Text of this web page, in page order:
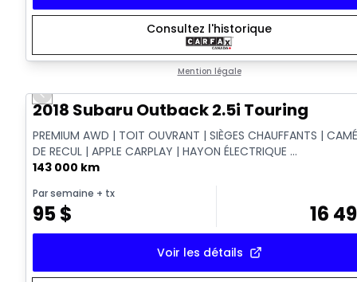
Consultez l'historique
Mention légale
Previous slide
2018 Subaru Outback 2.5i Touring
PREMIUM AWD | TOIT OUVRANT | SIÈGES CHAUFFANTS |
DE RECUL | APPLE CARPLAY | HAYON ÉLECTRIQUE ...
143 000 km
Par semaine + tx
95$ 16
Voir les détails